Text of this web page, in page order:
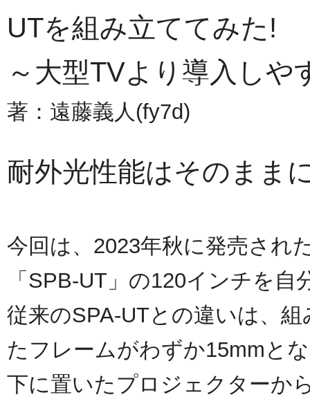
UTを組み立ててみた!
～大型TVより導入し
著：遠藤義人(fy7d)
耐外光性能はそのまま
今回は、2023年秋に発売され
「SPB-UT」の120インチを
従来のSPA-UTとの違いは、
たフレームがわずか15mmと
下に置いたプロジェクターか